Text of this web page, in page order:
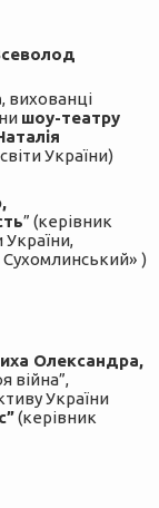
, вихованці
шоу-театру
України)
” (керівник
України,
)
Олександра,
війна”,
України
(керівник